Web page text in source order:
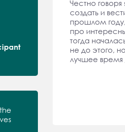
Честно
создать и
прошлом году,
про
тогда
не до этого,
лучшее время